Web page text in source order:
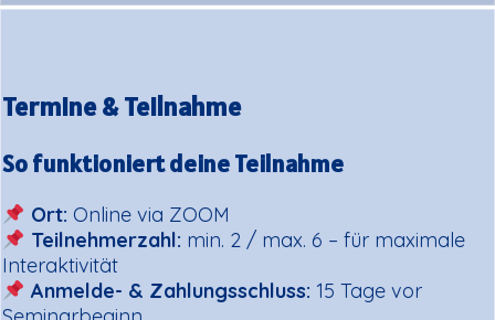
Termine & Teilnahme
So funktioniert deine Teilnahme
Ort: Online via ZOOM
Teilnehmerzahl: min. 2 / max. 6 – für maximale
Interaktivität
Anmelde- & Zahlungsschluss: 15 Tage vor